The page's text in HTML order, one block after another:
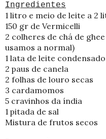
Ingredientes
1 litro e meio de leite a 2
150 gr de Vermicelli
2 colheres de chá de
usamos a normal)
1 lata de leite condensado
2 paus de canela
2 folhas de louro secas
3 cardamomos
5 cravinhos da índia
1 pitada de sal
Mistura de frutos secos